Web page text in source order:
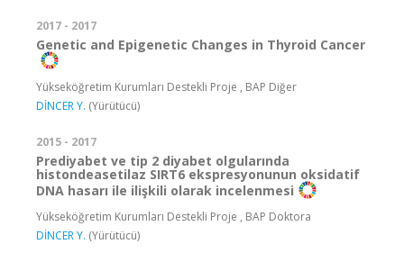
2017 - 2017
Genetic and Epigenetic Changes in Thyroid Cancer
Yükseköğretim Kurumları Destekli Proje , BAP Diğer
DİNCER Y. (Yürütücü)
2015 - 2017
Prediyabet ve tip 2 diyabet olgularında
histondeasetilaz SIRT6 ekspresyonunun oksidatif
DNA hasarı ile ilişkili olarak incelenmesi
Yükseköğretim Kurumları Destekli Proje , BAP Doktora
DİNCER Y. (Yürütücü)